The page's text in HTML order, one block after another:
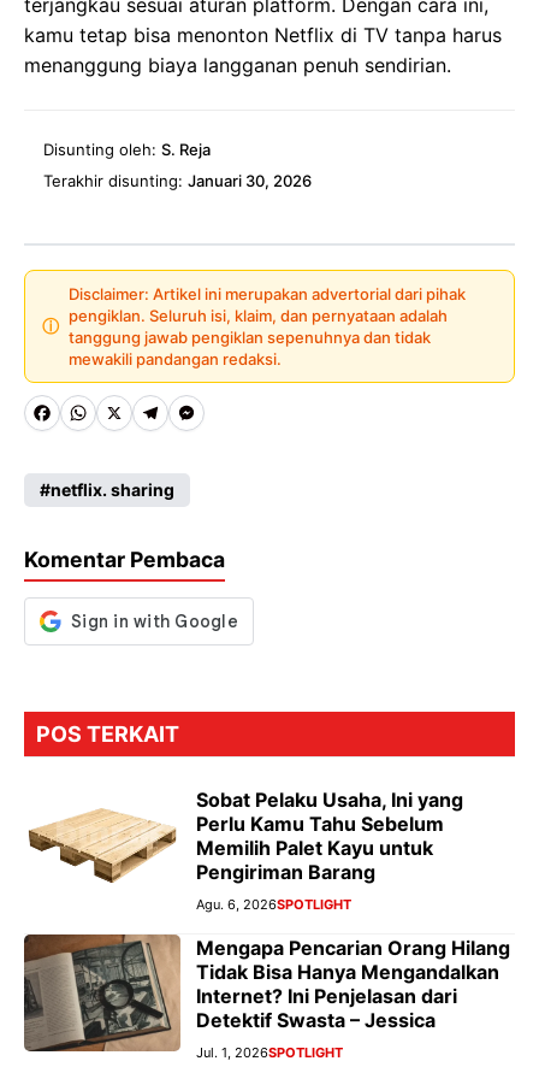
kamu tetap bisa menonton Netflix di TV tanpa harus
menanggung biaya langganan penuh sendirian.
Disunting oleh: S. Reja
Terakhir disunting: Januari 30, 2026
ⓘ
Disclaimer: Artikel ini merupakan advertorial dari pihak
pengiklan. Seluruh isi, klaim, dan pernyataan adalah
tanggung jawab pengiklan sepenuhnya dan tidak
mewakili pandangan redaksi.
Fa
b
o
k
W
ts
p
p
X
Te
gr
m
M
g
er
netflix. sharing
Komentar Pembaca
POS TERKAIT
Sobat Pelaku Usaha, Ini yang
Perlu Kamu Tahu Sebelum
Memilih Palet Kayu untuk
Pengiriman Barang
Agu. 6, 2026SPOTLIGHT
Mengapa Pencarian Orang Hilang
Tidak Bisa Hanya Mengandalkan
Internet? Ini Penjelasan dari
Detektif Swasta – Jessica
Jul. 1, 2026SPOTLIGHT